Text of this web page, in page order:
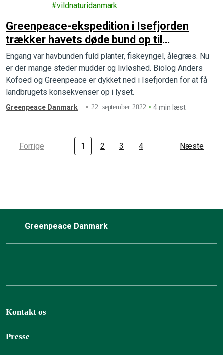
vildnaturidanmark
Greenpeace-ekspedition i Isefjorden
trækker havets døde bund op til
overfladen
Engang var havbunden fuld planter, fiskeyngel, ålegræs. Nu
er der mange steder mudder og livløshed. Biolog Anders
Kofoed og Greenpeace er dykket ned i Isefjorden for at få
landbrugets konsekvenser op i lyset.
Greenpeace Danmark 22. september 2022 4 min læst
Forrige 1 2 3 4 Næste
Greenpeace Danmark
Kontakt os
Presse